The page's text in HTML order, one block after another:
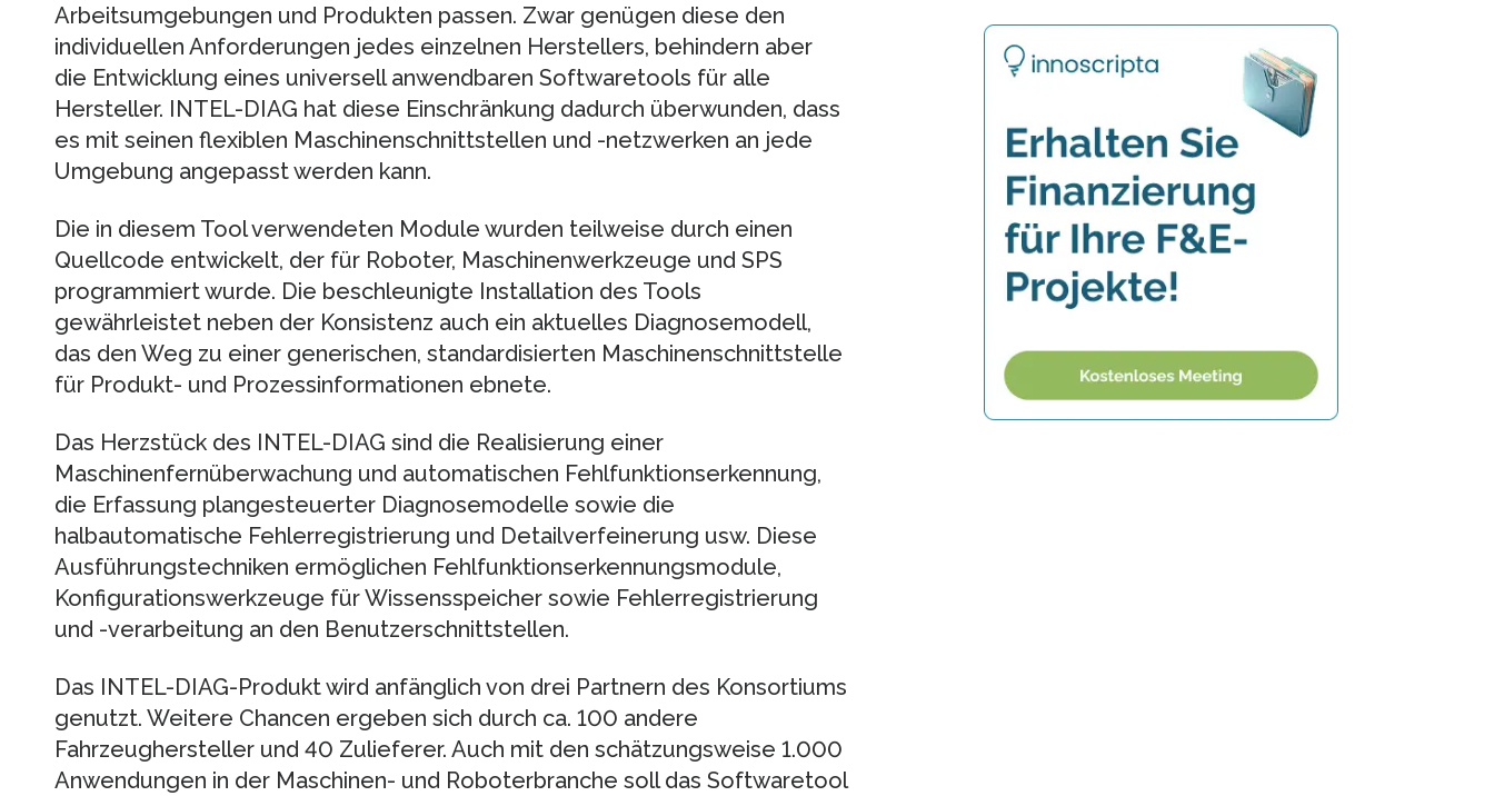
Arbeitsumgebungen und Produkten passen. Zwar genügen diese den
individuellen Anforderungen jedes einzelnen Herstellers, behindern aber
die Entwicklung eines universell anwendbaren Softwaretools für alle
Hersteller. INTEL-DIAG hat diese Einschränkung dadurch überwunden, dass
es mit seinen flexiblen Maschinenschnittstellen und -netzwerken an jede
Umgebung angepasst werden kann.
Die in diesem Tool verwendeten Module wurden teilweise durch einen
Quellcode entwickelt, der für Roboter, Maschinenwerkzeuge und SPS
programmiert wurde. Die beschleunigte Installation des Tools
gewährleistet neben der Konsistenz auch ein aktuelles Diagnosemodell,
das den Weg zu einer generischen, standardisierten Maschinenschnittstelle
für Produkt- und Prozessinformationen ebnete.
Das Herzstück des INTEL-DIAG sind die Realisierung einer
Maschinenfernüberwachung und automatischen Fehlfunktionserkennung,
die Erfassung plangesteuerter Diagnosemodelle sowie die
halbautomatische Fehlerregistrierung und Detailverfeinerung usw. Diese
Ausführungstechniken ermöglichen Fehlfunktionserkennungsmodule,
Konfigurationswerkzeuge für Wissensspeicher sowie Fehlerregistrierung
und -verarbeitung an den Benutzerschnittstellen.
Das INTEL-DIAG-Produkt wird anfänglich von drei Partnern des Konsortiums
genutzt. Weitere Chancen ergeben sich durch ca. 100 andere
Fahrzeughersteller und 40 Zulieferer. Auch mit den schätzungsweise 1.000
Anwendungen in der Maschinen- und Roboterbranche soll das Softwaretool